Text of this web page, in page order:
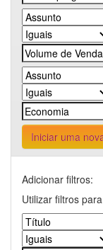
Iniciar uma
Adicionar filtros:
Utilizar filtros